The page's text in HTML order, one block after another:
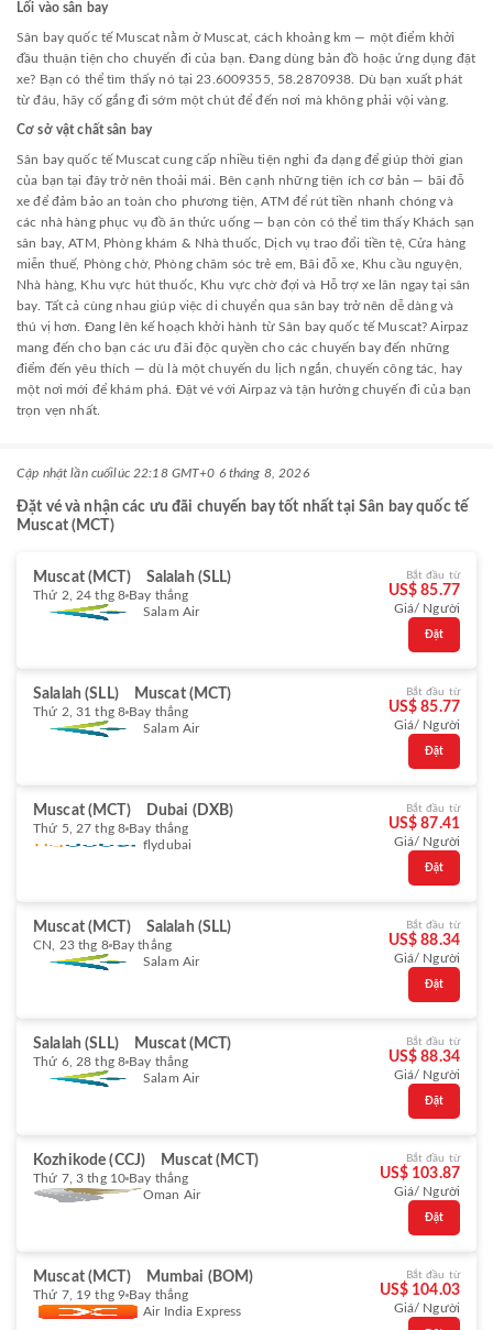
Lối vào sân bay
Sân bay quốc tế Muscat nằm ở Muscat, cách khoảng km — một điểm khởi
đầu thuận tiện cho chuyến đi của bạn. Đang dùng bản đồ hoặc ứng dụng đặt
xe? Bạn có thể tìm thấy nó tại 23.6009355, 58.2870938. Dù bạn xuất phát
từ đâu, hãy cố gắng đi sớm một chút để đến nơi mà không phải vội vàng.
Cơ sở vật chất sân bay
Sân bay quốc tế Muscat cung cấp nhiều tiện nghi đa dạng để giúp thời gian
của bạn tại đây trở nên thoải mái. Bên cạnh những tiện ích cơ bản — bãi đỗ
xe để đảm bảo an toàn cho phương tiện, ATM để rút tiền nhanh chóng và
các nhà hàng phục vụ đồ ăn thức uống — bạn còn có thể tìm thấy Khách sạn
sân bay, ATM, Phòng khám & Nhà thuốc, Dịch vụ trao đổi tiền tệ, Cửa hàng
miễn thuế, Phòng chờ, Phòng chăm sóc trẻ em, Bãi đỗ xe, Khu cầu nguyện,
Nhà hàng, Khu vực hút thuốc, Khu vực chờ đợi và Hỗ trợ xe lăn ngay tại sân
bay. Tất cả cùng nhau giúp việc di chuyển qua sân bay trở nên dễ dàng và
thú vị hơn. Đang lên kế hoạch khởi hành từ Sân bay quốc tế Muscat? Airpaz
mang đến cho bạn các ưu đãi độc quyền cho các chuyến bay đến những
điểm đến yêu thích — dù là một chuyến du lịch ngắn, chuyến công tác, hay
một nơi mới để khám phá. Đặt vé với Airpaz và tận hưởng chuyến đi của bạn
trọn vẹn nhất.
Cập nhật lần cuốilúc 22:18 GMT+0 6 tháng 8, 2026
Đặt vé và nhận các ưu đãi chuyến bay tốt nhất tại Sân bay quốc tế
Muscat (MCT)
Muscat (MCT) Salalah (SLL)
Thứ 2, 24 thg 8 Bay thẳng
Salam Air
Bắt đầu từ
US$ 85.77
Giá/ Người
Đặt
Salalah (SLL) Muscat (MCT)
Thứ 2, 31 thg 8 Bay thẳng
Salam Air
Bắt đầu từ
US$ 85.77
Giá/ Người
Đặt
Muscat (MCT) Dubai (DXB)
Thứ 5, 27 thg 8 Bay thẳng
flydubai
Bắt đầu từ
US$ 87.41
Giá/ Người
Đặt
Muscat (MCT) Salalah (SLL)
CN, 23 thg 8 Bay thẳng
Salam Air
Bắt đầu từ
US$ 88.34
Giá/ Người
Đặt
Salalah (SLL) Muscat (MCT)
Thứ 6, 28 thg 8 Bay thẳng
Salam Air
Bắt đầu từ
US$ 88.34
Giá/ Người
Đặt
Kozhikode (CCJ) Muscat (MCT)
Thứ 7, 3 thg 10 Bay thẳng
Oman Air
Bắt đầu từ
US$ 103.87
Giá/ Người
Đặt
Muscat (MCT) Mumbai (BOM)
Thứ 7, 19 thg 9 Bay thẳng
Air India Express
Bắt đầu từ
US$ 104.03
Giá/ Người